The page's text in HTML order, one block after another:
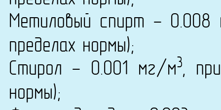
Метиловый спирт -
пределах нормы);
Стирол - 0.001 мг/м3,
нормы);